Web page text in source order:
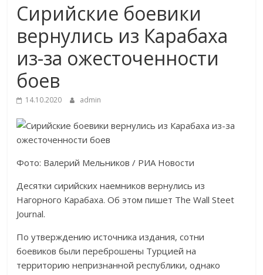
Сирийские боевики
вернулись из Карабаха
из-за ожесточенности
боев
14.10.2020 admin
Фото: Валерий Мельников / РИА Новости
Десятки сирийских наемников вернулись из
Нагорного Карабаха. Об этом пишет The Wall Steet
Journal.
По утверждению источника издания, сотни
боевиков были переброшены Турцией на
территорию непризнанной республики, однако